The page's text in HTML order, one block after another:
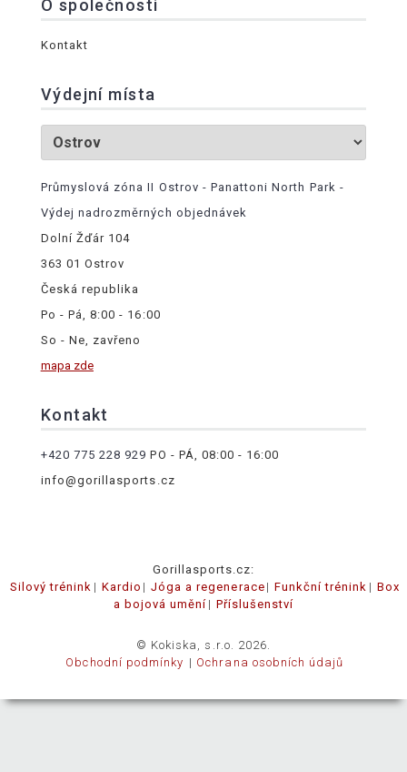
O společnosti
Kontakt
Výdejní místa
Průmyslová zóna II Ostrov - Panattoni North Park -
Výdej nadrozměrných objednávek
Dolní Žďár 104
363 01 Ostrov
Česká republika
Po - Pá, 8:00 - 16:00
So - Ne, zavřeno
mapa zde
Kontakt
+420 775 228 929 PO - PÁ, 08:00 - 16:00
info@gorillasports.cz
Gorillasports.cz:
Silový trénink
Kardio Jóga a regenerace Funkční trénink
Box
a bojová umění
Příslušenství
© Kokiska, s.r.o. 2026.
Obchodní podmínky
Ochrana osobních údajů